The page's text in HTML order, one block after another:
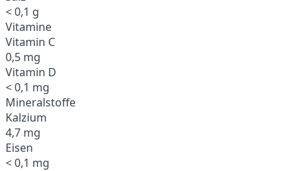
< 0,1 g
Vitamine
Vitamin C
0,5 mg
Vitamin D
< 0,1 mg
Mineralstoffe
Kalzium
4,7 mg
Eisen
< 0,1 mg